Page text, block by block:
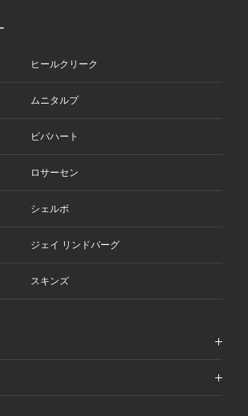
ヒールクリーク
ムニタルプ
ビバハート
ロサーセン
シェルボ
ジェイ リンドバーグ
スキンズ